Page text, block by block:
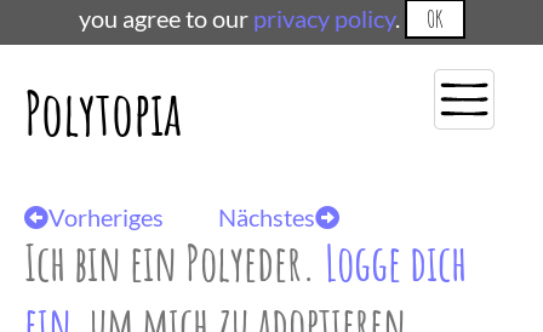
you agree to our privacy policy. OK
Polytopia
Vorheriges Nächstes
Ich bin ein Polyeder. Logge dich